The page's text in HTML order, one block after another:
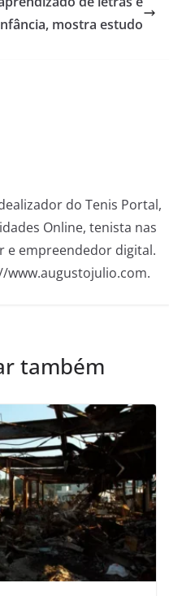
mostra estudo
do Tenis Portal,
Online, tenista nas
e empreendedor digital.
www.augustojulio.com.
também